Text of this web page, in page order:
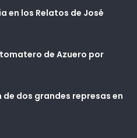
en los Relatos de José
de Azuero por
dos grandes represas en